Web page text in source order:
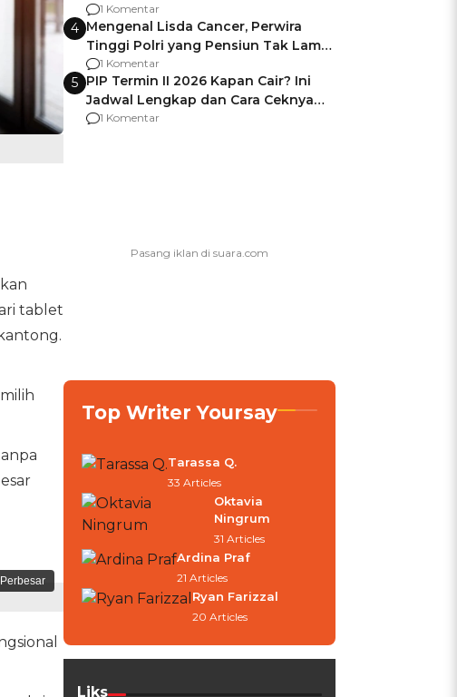
tablet
Perbesar
Kena hingga 75% PKB
1 Komentar
4 Mengenal Lisda Cancer, Perwira
Tinggi Polri yang Pensiun Tak Lama
Usai Jadi Brigjen
1 Komentar
5 PIP Termin II 2026 Kapan Cair? Ini
Jadwal Lengkap dan Cara Ceknya
agar Dana Tidak Hangus!
1 Komentar
Top Writer Yoursay
Tarassa Q.
33 Articles
Oktavia
Ningrum
31 Articles
Ardina Praf
21 Articles
Ryan Farizzal
20 Articles
Liks